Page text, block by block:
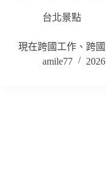
台北景點
現在跨國工作、跨
amile77